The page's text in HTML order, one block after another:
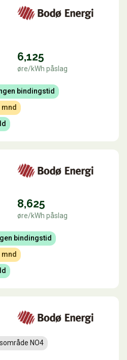
6,125
øre/kWh påslag
bindingstid
8,625
øre/kWh påslag
bindingstid
NO4